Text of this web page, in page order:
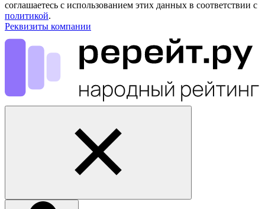
соглашаетесь с использованием этих данных в соответствии с
политикой.
Реквизиты компании